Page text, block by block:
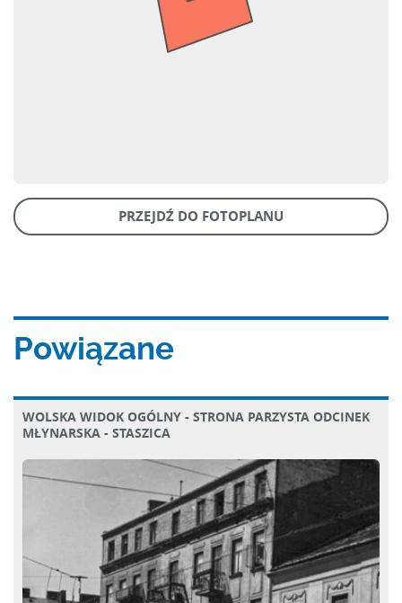
PRZEJDŹ DO FOTOPLANU
Powiązane
WOLSKA WIDOK OGÓLNY - STRONA PARZYSTA ODCINEK
MŁYNARSKA - STASZICA